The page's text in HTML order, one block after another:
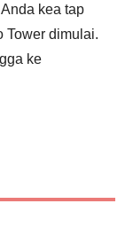
kea tap
Tower dimulai.
ke